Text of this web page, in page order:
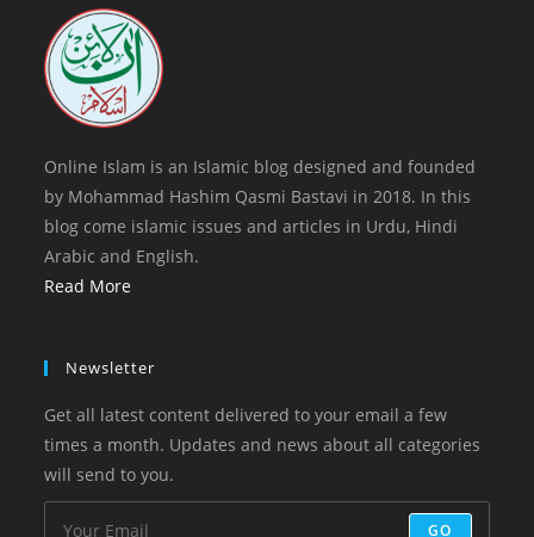
tab
Online Islam is an Islamic blog designed and founded
by Mohammad Hashim Qasmi Bastavi in 2018. In this
blog come islamic issues and articles in Urdu, Hindi
Arabic and English.
Read More
Newsletter
Get all latest content delivered to your email a few
times a month. Updates and news about all categories
will send to you.
GO